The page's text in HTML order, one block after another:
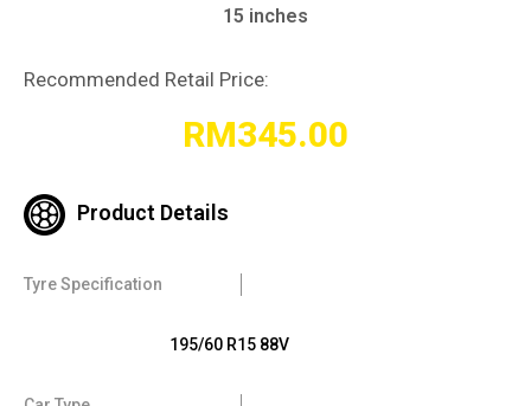
15 inches
Recommended Retail Price:
RM345.00
Product Details
Tyre Specification
195/60 R15 88V